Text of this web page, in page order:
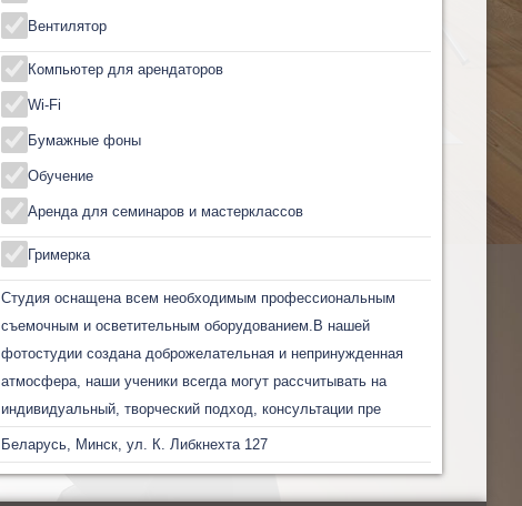
Вентилятор
Компьютер для арендаторов
Wi-Fi
Бумажные фоны
Обучение
Аренда для семинаров и мастерклассов
Гримерка
Студия оснащена всем необходимым профессиональным
съемочным и осветительным оборудованием.В нашей
фотостудии создана доброжелательная и непринужденная
атмосфера, наши ученики всегда могут рассчитывать на
индивидуальный, творческий подход, консультации пре
Беларусь, Минск, ул. К. Либкнехта 127